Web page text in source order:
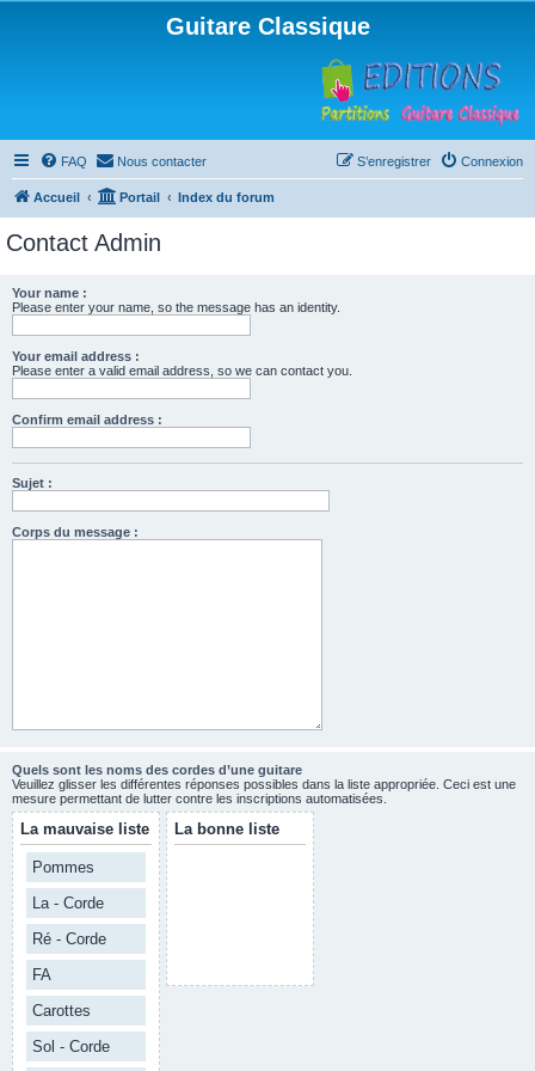
Guitare Classique
FAQ Nous contacter Connexion
S’enregistrer
Accueil Portail Index du forum
Contact Admin
Your name :
Please enter your name, so the message has an identity.
Your email address :
Please enter a valid email address, so we can contact you.
Confirm email address :
Sujet :
Corps du message :
Quels sont les noms des cordes d’une guitare
Veuillez glisser les différentes réponses possibles dans la liste appropriée. Ceci est une
mesure permettant de lutter contre les inscriptions automatisées.
La mauvaise liste
Pommes
La - Corde
Ré - Corde
FA
Carottes
Sol - Corde
La bonne liste